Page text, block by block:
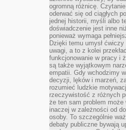
ogromną różnicę.
oderwać się od ciągłych
jednej historii, myśli albo
doświadczenie jest inne
ponieważ wymaga
Dzięki temu umysł
uwagi, a to z kolei
funkcjonowanie w pracy i
są także wyjątkowym
empatii. Gdy wchodzimy
decyzji, lęków i marzeń,
rozumieć ludzkie
rzeczywistość z różnych
że ten sam problem może
inaczej w zależności od
osoby. To szczególnie
debaty publiczne bywają